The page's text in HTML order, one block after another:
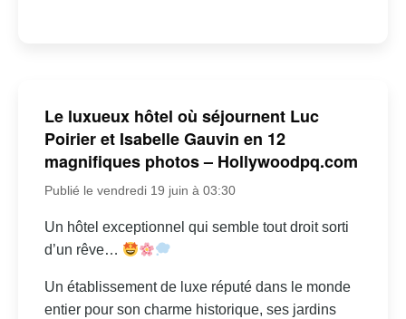
Le luxueux hôtel où séjournent Luc
Poirier et Isabelle Gauvin en 12
magnifiques photos – Hollywoodpq.com
Publié le vendredi 19 juin à 03:30
Un hôtel exceptionnel qui semble tout droit sorti
d’un rêve…
Un établissement de luxe réputé dans le monde
entier pour son charme historique, ses jardins